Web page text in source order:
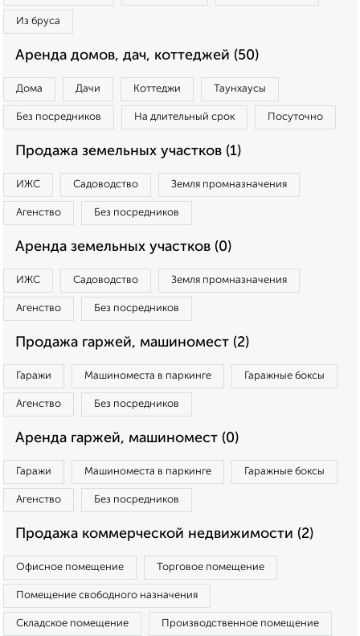
Из бруса
Аренда домов, дач, коттеджей (50)
Дома Дачи Коттеджи Таунхаусы
Без посредников На длительный срок Посуточно
Продажа земельных участков (1)
ИЖС Садоводство Земля промназначения
Агенство Без посредников
Аренда земельных участков (0)
ИЖС Садоводство Земля промназначения
Агенство Без посредников
Продажа гаржей, машиномест (2)
Гаражи Машиноместа в паркинге Гаражные боксы
Агенство Без посредников
Аренда гаржей, машиномест (0)
Гаражи Машиноместа в паркинге Гаражные боксы
Агенство Без посредников
Продажа коммерческой недвижимости (2)
Офисное помещение Торговое помещение
Помещение свободного назначения
Складское помещение Производственное помещение